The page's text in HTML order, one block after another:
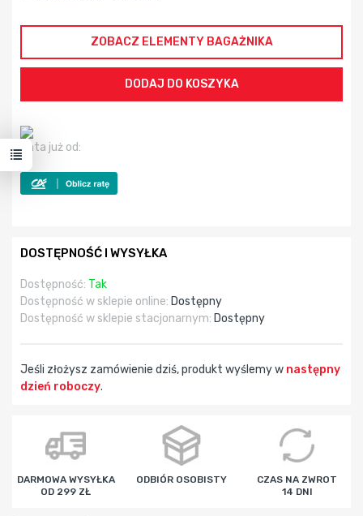
ZOBACZ ELEMENTY BAGAŻNIKA
Rata już od:
DOSTĘPNOŚĆ I WYSYŁKA
Dostępność: Tak
Dostępność w sklepie online: Dostępny
Dostępność w sklepie stacjonarnym: Dostępny
Jeśli złożysz zamówienie dziś, produkt wyślemy w następny
dzień roboczy.
godz min
DARMOWA WYSYŁKA
OD 299 ZŁ
ODBIÓR OSOBISTY
CZAS NA ZWROT
14 DNI